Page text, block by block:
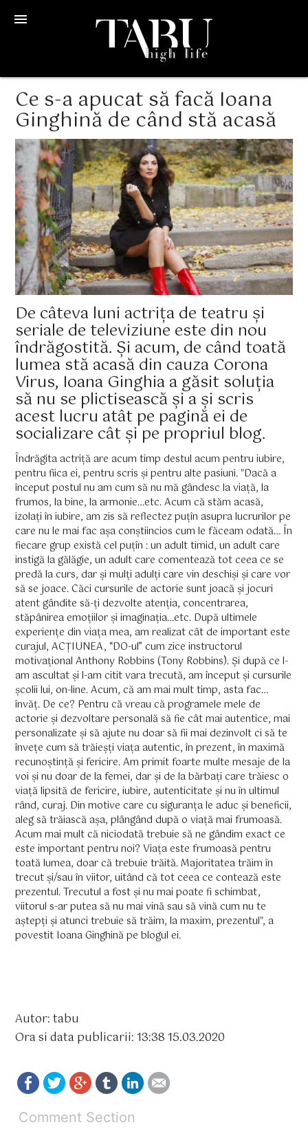
menu
Ce s-a apucat să facă Ioana
Ginghină de când stă acasă
De câteva luni actrița de teatru și
seriale de televiziune este din nou
îndrăgostită. Și acum, de când toată
lumea stă acasă din cauza Corona
Virus, Ioana Ginghia a găsit soluția
să nu se plictisească și a și scris
acest lucru atât pe pagină ei de
socializare cât și pe propriul blog.
Îndrăgita actriță are acum timp destul acum pentru iubire,
pentru fiica ei, pentru scris și pentru alte pasiuni. "Dacă a
început postul nu am cum să nu mă gândesc la viață, la
frumos, la bine, la armonie…etc. Acum că stăm acasă,
izolați în iubire, am zis să reflectez puțîn asupra lucrurilor pe
care nu le mai fac așa conștiincios cum le făceam odată… În
fiecare grup există cel puțîn : un adult timid, un adult care
instigă la gălăgie, un adult care comentează tot ceea ce se
predă la curs, dar și mulți adulți care vin deschiși și care vor
să se joace. Căci cursurile de actorie sunt joacă și jocuri
atent gândite să-ți dezvolte atenția, concentrarea,
stăpânirea emoțiilor și imaginația…etc. După ultimele
experiențe din viața mea, am realizat cât de important este
curajul, ACȚIUNEA, “DO-ul” cum zice instructorul
motivațional Anthony Robbins (Tony Robbins). Și după ce l-
am ascultat și l-am citit vara trecută, am început și cursurile
școlii lui, on-line. Acum, că am mai mult timp, asta fac…
învăț. De ce? Pentru că vreau că programele mele de
actorie și dezvoltare personală să fie cât mai autentice, mai
personalizate și să ajute nu doar să fii mai dezinvolt ci să te
învețe cum să trăieșți viața autentic, în prezent, în maximă
recunoștință și fericire. Am primit foarte multe mesaje de la
voi și nu doar de la femei, dar și de la bărbați care trăiesc o
viață lipsită de fericire, iubire, autenticitate și nu în ultimul
rând, curaj. Din motive care cu siguranța le aduc și beneficii,
aleg să trăiască așa, plângând după o viață mai frumoasă.
Acum mai mult că niciodată trebuie să ne gândim exact ce
este important pentru noi? Viața este frumoasă pentru
toată lumea, doar că trebuie trăită. Majoritatea trăim în
trecut și/sau în viitor, uitând că tot ceea ce contează este
prezentul. Trecutul a fost și nu mai poate fi schimbat,
viitorul s-ar putea să nu mai vină sau să vină cum nu te
aștepți și atunci trebuie să trăim, la maxim, prezentul", a
povestit Ioana Ginghină pe blogul ei.
Autor: tabu
Ora si data publicarii: 13:38 15.03.2020
Comment Section